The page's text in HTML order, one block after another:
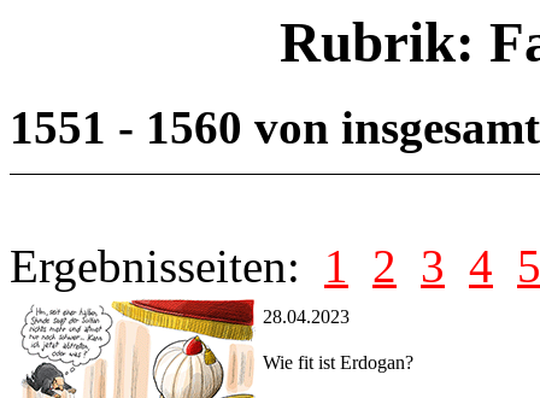
Rubrik:
1551 - 1560 von
Ergebnisseiten: 1 2 3 4 5
28.04.2023
Wie fit ist Erdogan?